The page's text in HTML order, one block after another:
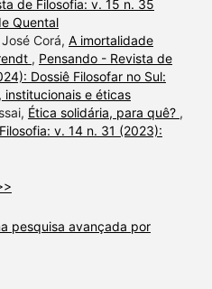
de Filosofia: v. 15 n. 35
Quental
Corá, A imortalidade
, Pensando - Revista de
Dossiê Filosofar no Sul:
institucionais e éticas
Ética solidária, para quê? ,
v. 14 n. 31 (2023):
pesquisa avançada por